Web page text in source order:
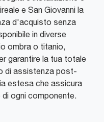
e San Giovanni la
d'acquisto senza
in diverse
ombra o titanio,
garantire la tua totale
di assistenza post-
estesa che assicura
ogni componente.